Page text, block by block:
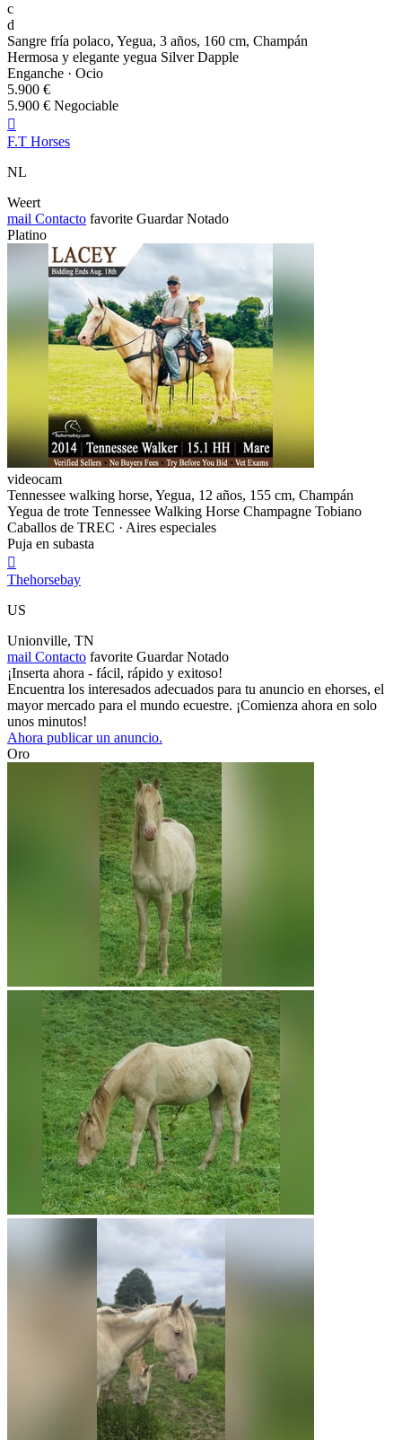
c
d
Sangre fría polaco, Yegua, 3 años, 160 cm, Champán
Hermosa y elegante yegua Silver Dapple
Enganche · Ocio
5.900 €
5.900 € Negociable

F.T Horses
NL
Weert
mail Contacto favorite Guardar Notado
Platino
videocam
Tennessee walking horse, Yegua, 12 años, 155 cm, Champán
Yegua de trote Tennessee Walking Horse Champagne Tobiano
Caballos de TREC · Aires especiales
Puja en subasta

Thehorsebay
US
Unionville, TN
mail Contacto favorite Guardar Notado
¡Inserta ahora - fácil, rápido y exitoso!
Encuentra los interesados adecuados para tu anuncio en ehorses, el
mayor mercado para el mundo ecuestre. ¡Comienza ahora en solo
unos minutos!
Ahora publicar un anuncio.
Oro